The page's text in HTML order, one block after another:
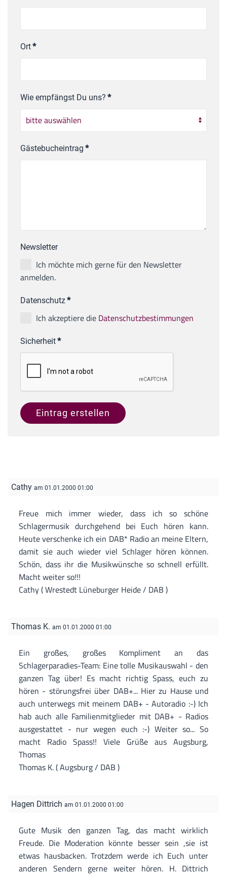
Ort*
Wie empfängst Du uns? *
Gästebucheintrag *
Newsletter
Ich möchte mich gerne für den Newsletter
anmelden.
Datenschutz*
Ich akzeptiere die Datenschutzbestimmungen
Sicherheit*
Eintrag erstellen
Cathy am 01.01.2000 01:00
Freue mich immer wieder, dass ich so schöne
Schlagermusik durchgehend bei Euch hören kann.
Heute verschenke ich ein DAB* Radio an meine Eltern,
damit sie auch wieder viel Schlager hören können.
Schön, dass ihr die Musikwünsche so schnell erfüllt.
Macht weiter so!!!
Cathy ( Wrestedt Lüneburger Heide / DAB )
Thomas K. am 01.01.2000 01:00
Ein großes, großes Kompliment an das
Schlagerparadies-Team: Eine tolle Musikauswahl - den
ganzen Tag über! Es macht richtig Spass, euch zu
hören - störungsfrei über DAB+... Hier zu Hause und
auch unterwegs mit meinem DAB+ - Autoradio :-) Ich
hab auch alle Familienmitglieder mit DAB+ - Radios
ausgestattet - nur wegen euch :-) Weiter so... So
macht Radio Spass!! Viele Grüße aus Augsburg,
Thomas
Thomas K. ( Augsburg / DAB )
Hagen Dittrich am 01.01.2000 01:00
Gute Musik den ganzen Tag, das macht wirklich
Freude. Die Moderation könnte besser sein ,sie ist
etwas hausbacken. Trotzdem werde ich Euch unter
anderen Sendern gerne weiter hören. H. Dittrich